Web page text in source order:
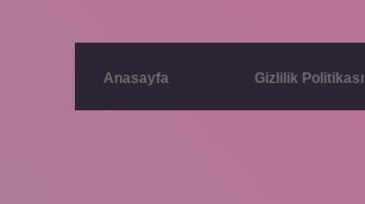
Anasayfa Gizlilik Politikası